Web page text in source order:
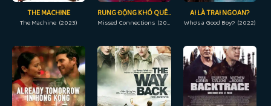
THE MACHINE
The Machine (2023)
RUNG ĐỘNG KHÓ QUÊN
Missed Connections (2023)
AI LÀ TRAI NGOAN?
Who's a Good Boy? (2022)